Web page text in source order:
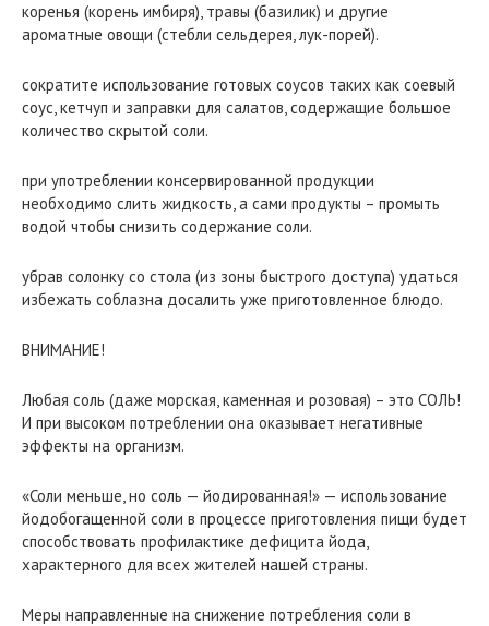
коренья (корень имбиря), травы (базилик) и другие
ароматные овощи (стебли сельдерея, лук-порей).
сократите использование готовых соусов таких как соевый
соус, кетчуп и заправки для салатов, содержащие большое
количество скрытой соли.
при употреблении консервированной продукции
необходимо слить жидкость, а сами продукты – промыть
водой чтобы снизить содержание соли.
убрав солонку со стола (из зоны быстрого доступа) удаться
избежать соблазна досалить уже приготовленное блюдо.
ВНИМАНИЕ!
Любая соль (даже морская, каменная и розовая) – это СОЛЬ!
И при высоком потреблении она оказывает негативные
эффекты на организм.
«Соли меньше, но соль — йодированная!» — использование
йодобогащенной соли в процессе приготовления пищи будет
способствовать профилактике дефицита йода,
характерного для всех жителей нашей страны.
Меры направленные на снижение потребления соли в